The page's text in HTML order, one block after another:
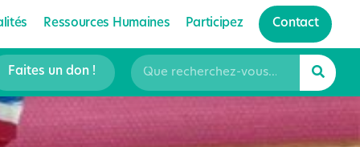
Ressources Humaines Participez Contact
Faites un don !